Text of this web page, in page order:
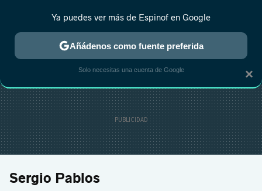
ESTRENOS REALITY ANIME RANKINGS CINE
Sergio Pablos
×
Ya puedes ver más de Espinof en Google
Añádenos como fuente preferida
Solo necesitas una cuenta de Google